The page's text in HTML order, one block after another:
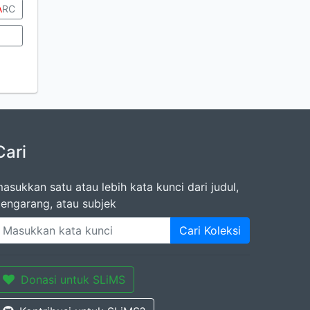
RC
satu atau lebih kata kunci dari judul,
atau subjek
Cari Koleksi
Donasi untuk SLiMS